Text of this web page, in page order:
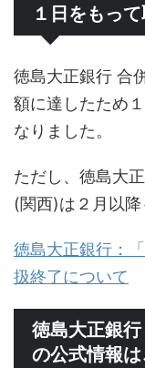
１日をもっ
徳島大正銀行 合
額に達したため
なりました。
ただし、徳島大
(関西)は２月以降
徳島大正銀行：
扱終了について
徳島大正銀
の公式情報は